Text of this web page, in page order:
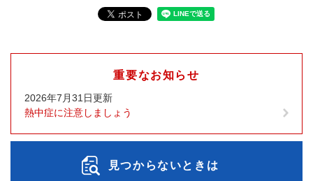
重要なお知らせ
2026年7月31日更新
熱中症に注意しましょう
見つからないときは